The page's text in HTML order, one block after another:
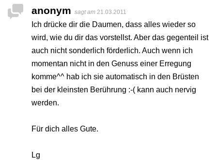
anonym sagt am 21.03.2011
Ich drücke dir die Daumen, dass alles wieder so
wird, wie du dir das vorstellst. Aber das gegenteil ist
auch nicht sonderlich förderlich. Auch wenn ich
momentan nicht in den Genuss einer Erregung
komme^^ hab ich sie automatisch in den Brüsten
bei der kleinsten Berührung :-( kann auch nervig
werden.
Für dich alles Gute.
Lg